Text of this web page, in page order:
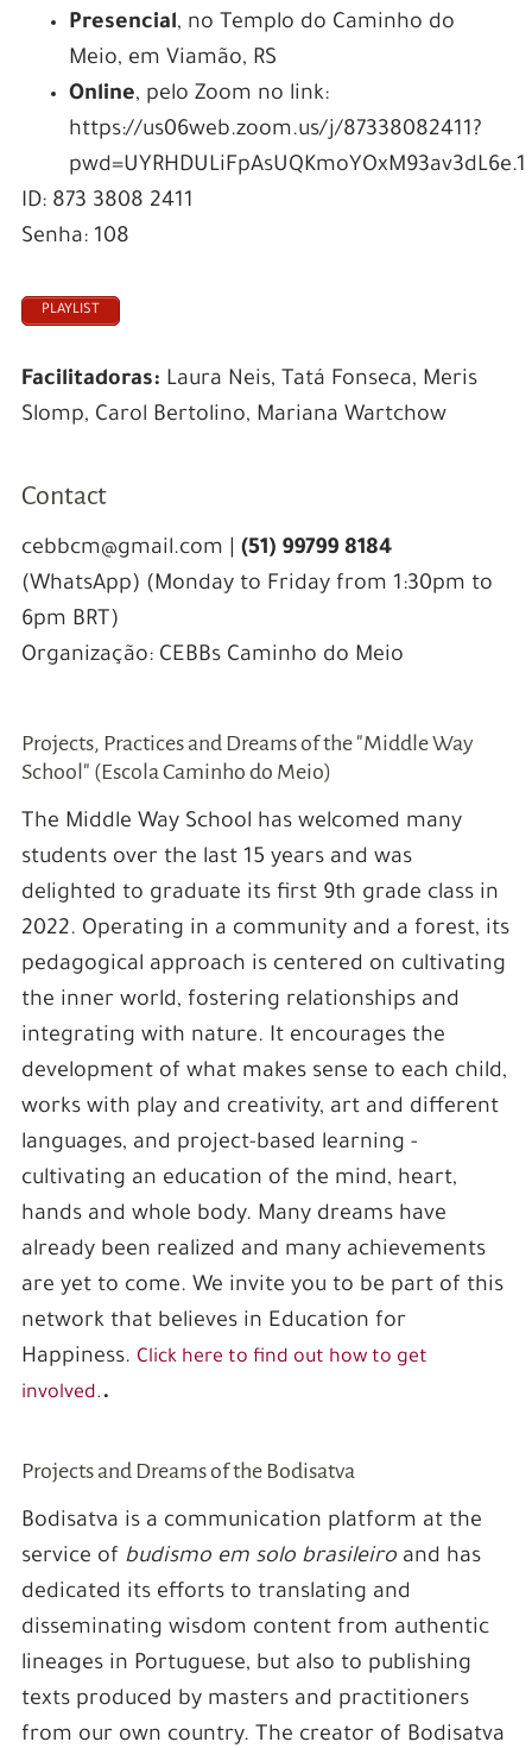
Presencial, no Templo do Caminho do
Meio, em Viamão, RS
Online, pelo Zoom no link:
https://us06web.zoom.us/j/87338082411?
pwd=UYRHDULiFpAsUQKmoYOxM93av3dL6e.1
ID: 873 3808 2411
Senha: 108
PLAYLIST
Facilitadoras: Laura Neis, Tatá Fonseca, Meris
Slomp, Carol Bertolino, Mariana Wartchow
Contact
cebbcm@gmail.com |
(51) 99799 8184
(WhatsApp) (Monday to Friday from 1:30pm to
6pm BRT)
Organização: CEBBs Caminho do Meio
Projects, Practices and Dreams of the "Middle Way
School" (Escola Caminho do Meio)
The Middle Way School has welcomed many
students over the last 15 years and was
delighted to graduate its first 9th grade class in
2022. Operating in a community and a forest, its
pedagogical approach is centered on cultivating
the inner world, fostering relationships and
integrating with nature. It encourages the
development of what makes sense to each child,
works with play and creativity, art and different
languages, and project-based learning -
cultivating an education of the mind, heart,
hands and whole body. Many dreams have
already been realized and many achievements
are yet to come. We invite you to be part of this
network that believes in Education for
Happiness. Click here to find out how to get
involved..
Projects and Dreams of the Bodisatva
Bodisatva is a communication platform at the
service of budismo em solo brasileiroand has
dedicated its efforts to translating and
disseminating wisdom content from authentic
lineages in Portuguese, but also to publishing
texts produced by masters and practitioners
from our own country. The creator of Bodisatva